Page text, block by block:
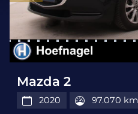
Mazda 2
2020 97.070 km